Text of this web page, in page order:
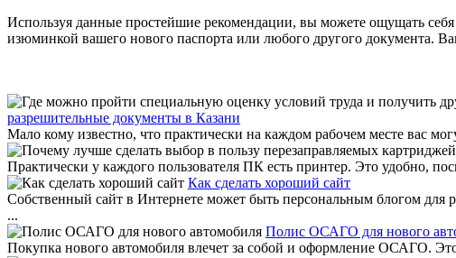
Используя данные простейшие рекомендации, вы можете ощущать
изюминкой вашего нового паспорта или любого другого документа.
разрешительные документы в Казани
Мало кому известно, что практически на каждом рабочем месте вас
Практически у каждого пользователя ПК есть принтер. Это удобно,
Как сделать хороший сайт
Собственный сайт в Интернете может быть персональным блогом для
...
Полис ОСАГО для нового
Покупка нового автомобиля влечет за собой и оформление ОСАГО.